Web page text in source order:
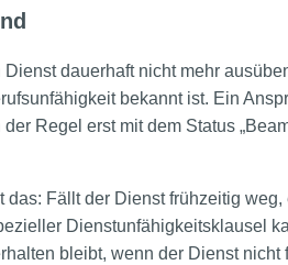
dauerhaft nicht mehr
bekannt ist. Ein
Regel erst mit dem Status
Fällt der Dienst frühzeitig
Dienstunfähigkeitsklausel
bleibt, wenn der Dienst nicht